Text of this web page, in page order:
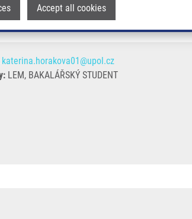
Accept all cookies
katerina.horakova01@upol.cz
LEM, BAKALÁŘSKÝ STUDENT